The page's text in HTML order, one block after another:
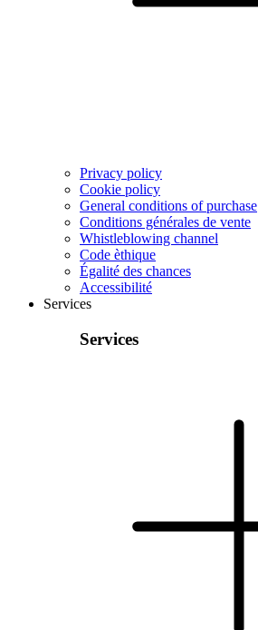
Privacy policy
Cookie policy
General conditions of purchase
Conditions générales de vente
Whistleblowing channel
Code èthique
Égalité des chances
Accessibilité
Services
Services